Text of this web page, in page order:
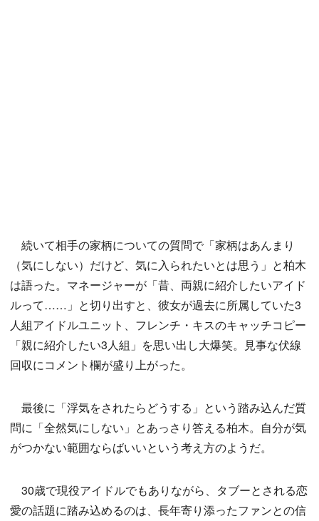
続いて相手の家柄についての質問で「家柄はあんまり
（気にしない）だけど、気に入られたいとは思う」と柏木
は語った。マネージャーが「昔、両親に紹介したいアイド
ルって……」と切り出すと、彼女が過去に所属していた3
人組アイドルユニット、フレンチ・キスのキャッチコピー
「親に紹介したい3人組」を思い出し大爆笑。見事な伏線
回収にコメント欄が盛り上がった。
最後に「浮気をされたらどうする」という踏み込んだ質
問に「全然気にしない」とあっさり答える柏木。自分が気
がつかない範囲ならばいいという考え方のようだ。
30歳で現役アイドルでもありながら、タブーとされる恋
愛の話題に踏み込めるのは、長年寄り添ったファンとの信